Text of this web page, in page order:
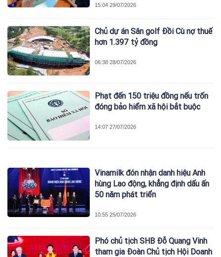
15:04 29/07/2026
Chủ dự án Sân golf Đồi Cù nợ thuế
hơn 1.397 tỷ đồng
06:38 28/07/2026
Phạt đến 150 triệu đồng nếu trốn
đóng bảo hiểm xã hội bắt buộc
14:07 27/07/2026
Vinamilk đón nhận danh hiệu Anh
hùng Lao động, khẳng định dấu ấn
50 năm phát triển
10:55 25/07/2026
Phó chủ tịch SHB Đỗ Quang Vinh
tham gia Đoàn Chủ tịch Hội Doanh